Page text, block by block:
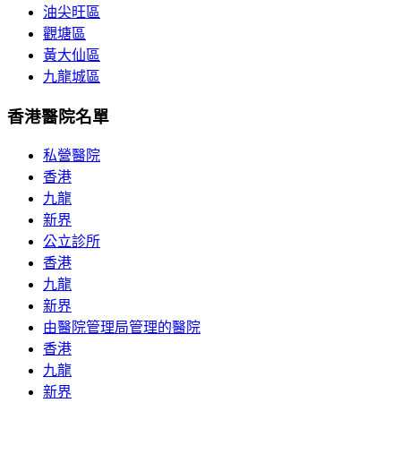
油尖旺區
觀塘區
黃大仙區
九龍城區
香港醫院名單
私營醫院
香港
九龍
新界
公立診所
香港
九龍
新界
由醫院管理局管理的醫院
香港
九龍
新界